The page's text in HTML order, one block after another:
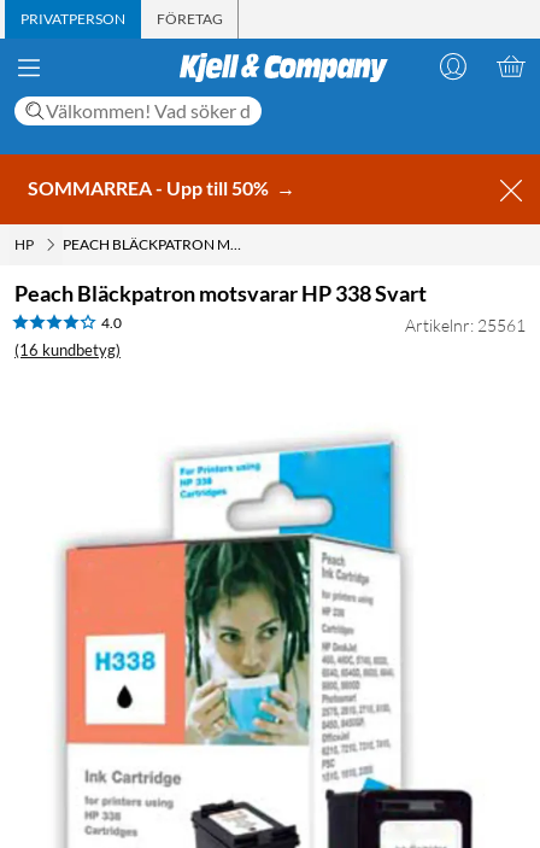
PRIVATPERSON FÖRETAG
SOMMARREA - Upp till 50% →
HP PEACH BLÄCKPATRON MOTSVARAR HP 338 SVART
Peach Bläckpatron motsvarar HP 338 Svart
4.0
(16 kundbetyg)
Artikelnr: 25561